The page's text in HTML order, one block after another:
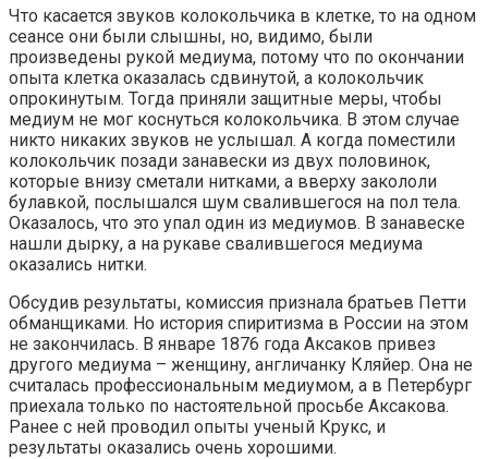
Что касается звуков колокольчика в клетке, то на одном
сеансе они были слышны, но, видимо, были
произведены рукой медиума, потому что по окончании
опыта клетка оказалась сдвинутой, а колокольчик
опрокинутым. Тогда приняли защитные меры, чтобы
медиум не мог коснуться колокольчика. В этом случае
никто никаких звуков не услышал. А когда поместили
колокольчик позади занавески из двух половинок,
которые внизу сметали нитками, а вверху закололи
булавкой, послышался шум свалившегося на пол тела.
Оказалось, что это упал один из медиумов. В занавеске
нашли дырку, а на рукаве свалившегося медиума
оказались нитки.
Обсудив результаты, комиссия признала братьев Петти
обманщиками. Но история спиритизма в России на этом
не закончилась. В январе 1876 года Аксаков привез
другого медиума – женщину, англичанку Кляйер. Она не
считалась профессиональным медиумом, а в Петербург
приехала только по настоятельной просьбе Аксакова.
Ранее с ней проводил опыты ученый Крукс, и
результаты оказались очень хорошими.